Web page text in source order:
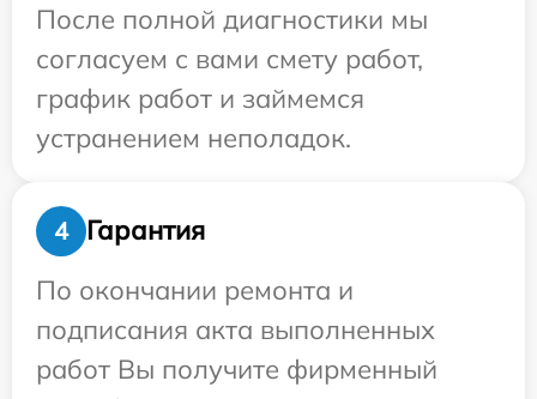
После полной диагностики мы
согласуем с вами смету работ,
график работ и займемся
устранением неполадок.
4
Гарантия
По окончании ремонта и
подписания акта выполненных
работ Вы получите фирменный